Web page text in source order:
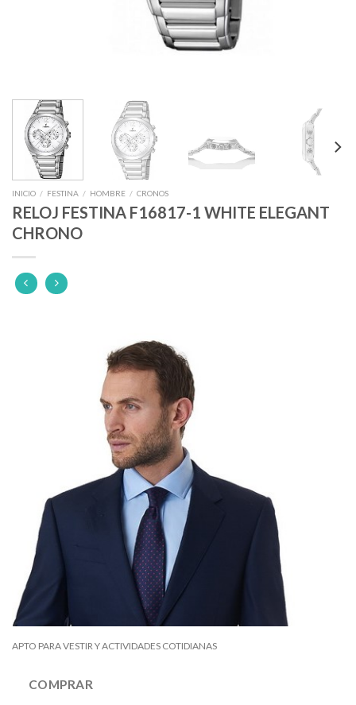
INICIO / FESTINA / HOMBRE / CRONOS
RELOJ FESTINA F16817-1 WHITE ELEGANT
CHRONO
APTO PARA VESTIR Y ACTIVIDADES COTIDIANAS
COMPRAR